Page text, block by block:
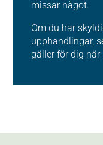
missar något.
Om du har
upphandlingar,
gäller för dig